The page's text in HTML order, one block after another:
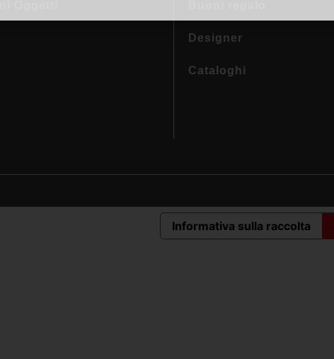
Designer
Cataloghi
Informativa sulla raccolta